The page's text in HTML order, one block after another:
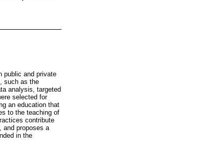
public and private
such as the
analysis, targeted
selected for
an education that
to the teaching of
contribute
and proposes a
in the